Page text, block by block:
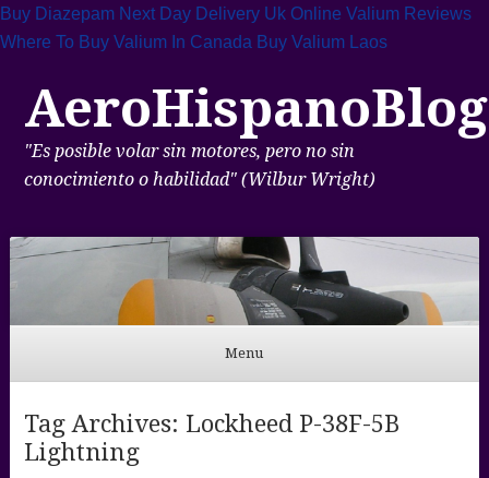
Buy Diazepam Next Day Delivery Uk Online Valium Reviews
Where To Buy Valium In Canada Buy Valium Laos
AeroHispanoBlog
"Es posible volar sin motores, pero no sin
conocimiento o habilidad" (Wilbur Wright)
Menu
Tag Archives: Lockheed P-38F-5B
Lightning